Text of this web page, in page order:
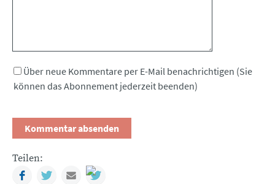
Über neue Kommentare per E-Mail benachrichtigen (Sie
können das Abonnement jederzeit beenden)
Teilen:
FacebookTwitterMail